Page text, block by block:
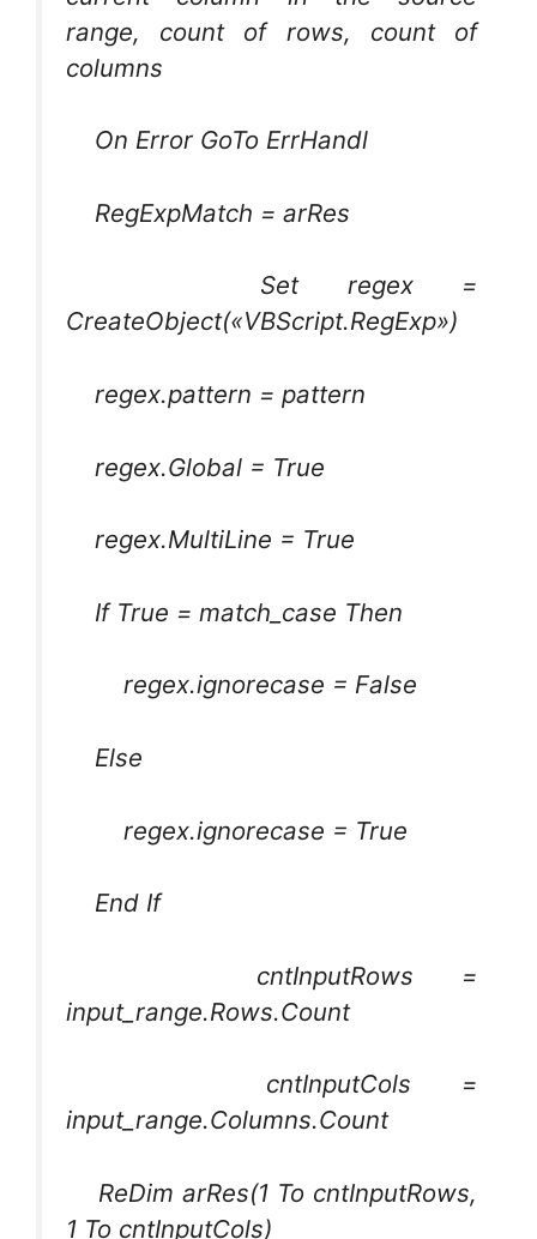
range, count of rows, count of
columns
On Error GoTo ErrHandl
RegExpMatch = arRes
Set regex =
CreateObject(«VBScript.RegExp»)
regex.pattern = pattern
regex.Global = True
regex.MultiLine = True
If True = match_case Then
regex.ignorecase = False
Else
regex.ignorecase = True
End If
cntInputRows =
input_range.Rows.Count
cntInputCols =
input_range.Columns.Count
ReDim arRes(1 To cntInputRows,
1 To cntInputCols)